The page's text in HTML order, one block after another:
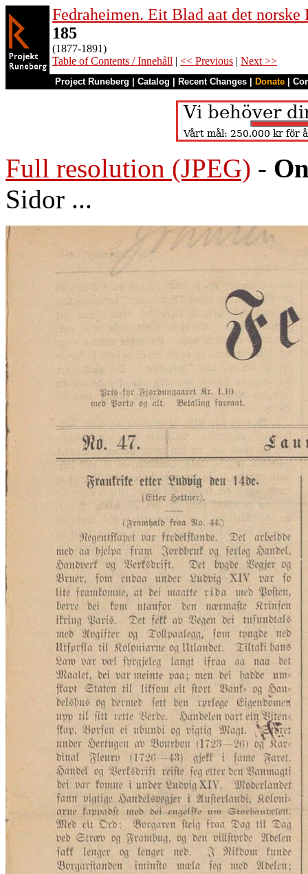
Fedraheimen. Eit Blad aat det norske
185
(1877-1891)
Table of Contents / Innehåll | << Previous | Next >>
Project Runeberg Catalog Recent Changes Donate
Full resolution (JPEG) -
Sidor ...